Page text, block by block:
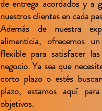
de entrega acordados y a
nuestros clientes en cada
Además de nuestra
alimenticia, ofrecemos
flexible para satisfacer
negocio. Ya sea que
corto plazo o estés
plazo, estamos aquí
objetivos.